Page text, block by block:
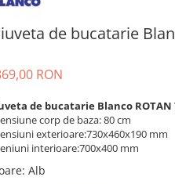
de bucatarie
RON
de bucatarie Blanco
corp de baza: 80 cm
exterioare:730x460x190 mm
interioare:700x400 mm
: Alb